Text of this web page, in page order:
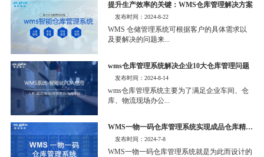
提升生产效率的关键：WMS仓库管理解决方案
发布时间：2024-8-22
WMS 仓储管理系统可根据客户的具体需求以
及要解决的问题来...
wms仓库管理系统解决企业10大仓库管理问题
发布时间：2024-8-14
wms仓库管理系统主要为了满足企业车间、仓
库、物流现场办公...
WMS一物一码仓库管理系统实现成品仓库精细化管理
发布时间：2024-7-8
WMS一物一码仓库管理系统就是为此而设计的